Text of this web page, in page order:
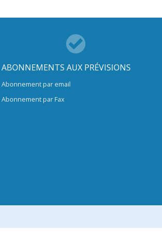
ABONNEMENTS AUX PRÉVISIONS
Abonnement par email
Abonnement par Fax